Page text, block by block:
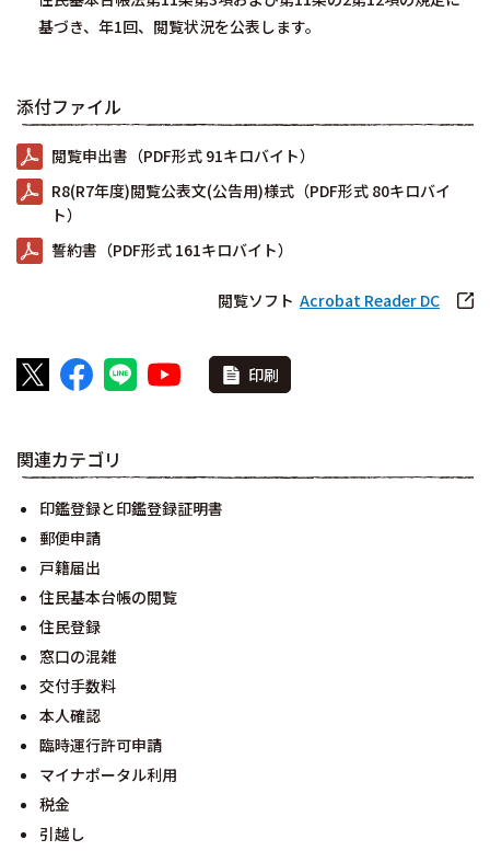
基づき、年1回、閲覧状況を公表します。
添付ファイル
閲覧申出書（PDF形式 91キロバイト）
R8(R7年度)閲覧公表文(公告用)様式（PDF形式 80キロバイ
ト）
誓約書（PDF形式 161キロバイト）
閲覧ソフト Acrobat Reader DC
印刷
関連カテゴリ
印鑑登録と印鑑登録証明書
郵便申請
戸籍届出
住民基本台帳の閲覧
住民登録
窓口の混雑
交付手数料
本人確認
臨時運行許可申請
マイナポータル利用
税金
引越し